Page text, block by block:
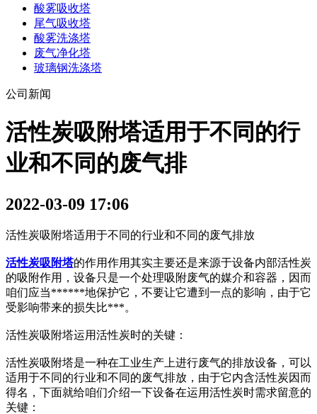
酸雾吸收塔
尾气吸收塔
酸雾洗涤塔
废气净化塔
玻璃钢洗涤塔
公司新闻
活性炭吸附塔适用于不同的行
业和不同的废气排
2022-03-09 17:06
活性炭吸附塔适用于不同的行业和不同的废气排放
活性炭吸附塔的作用作用其实主要还是来源于设备内部活性炭
的吸附作用，设备只是一个处理吸附废气的媒介和容器，因而
咱们应当******地保护它，不要让它遭到一点的影响，由于它
受影响带来的损失比***。
活性炭吸附塔运用活性炭时的关键：
活性炭吸附塔是一种在工业生产上进行废气的排放设备，可以
适用于不同的行业和不同的废气排放，由于它内含活性炭因而
得名，下面就给咱们介绍一下设备在运用活性炭时需求留意的
关键：